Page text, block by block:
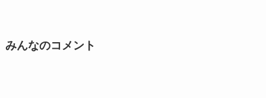
みんなのコメント